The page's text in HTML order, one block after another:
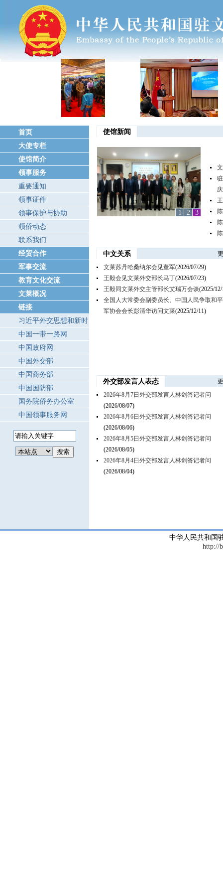
首页
大使专栏
使馆简介
领事服务
重要通知
领事证件
领事保护与协助
领侨动态
联系我们
经贸合作
军事交流
教育文化交流
文莱概况
链接
习近平外交思想和新时
代中国外交
中国一带一路网
中国政府网
中国外交部
中国商务部
中国国防部
国务院侨务办公室
中国领事服务网
使馆新闻
3
2
1
中文关系
文莱苏丹哈桑纳尔会见董军(2026/07/29)
王毅会见文莱外交部长马丁(2026/07/23)
王毅同文莱外交主管部长艾瑞万会谈(2025/
全国人大常委会副委员长、中国人民争取和
军协会会长彭清华访问文莱(2025/12/11)
外交部发言人表态
2026年8月7日外交部发言人林剑答记者问
(2026/08/07)
2026年8月6日外交部发言人林剑答记者问
(2026/08/06)
2026年8月5日外交部发言人林剑答记者问
(2026/08/05)
2026年8月4日外交部发言人林剑答记者问
(2026/08/04)
中华人民共和国
http://